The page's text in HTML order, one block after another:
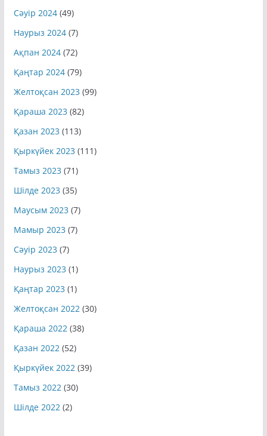
Сәуір 2024(49)
Наурыз 2024(7)
Ақпан 2024(72)
Қаңтар 2024(79)
Желтоқсан 2023 (99)
Қараша 2023 (82)
Қазан 2023 (113)
Қыркүйек 2023 (111)
Тамыз 2023 (71)
Шілде 2023 (35)
Маусым 2023 (7)
Мамыр 2023 (7)
Сәуір 2023 (7)
Наурыз 2023 (1)
Қаңтар 2023 (1)
Желтоқсан 2022(30)
Қараша 2022(38)
Қазан 2022(52)
Қыркүйек 2022(39)
Тамыз 2022(30)
Шілде 2022(2)